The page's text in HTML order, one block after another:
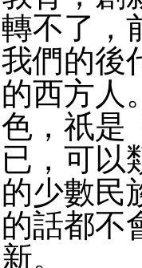
轉不了，
我們的後
的西方人
色，祇是
已，可以
的少數民
的話都不
新。